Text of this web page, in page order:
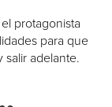
protagonista
para que
salir adelante.